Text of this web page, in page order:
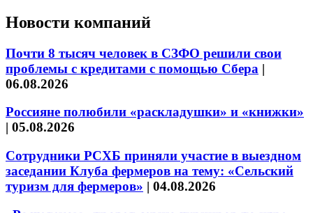
Новости компаний
Почти 8 тысяч человек в СЗФО решили свои
проблемы с кредитами с помощью Сбера |
06.08.2026
Россияне полюбили «раскладушки» и «книжки»
| 05.08.2026
Сотрудники РСХБ приняли участие в выездном
заседании Клуба фермеров на тему: «Сельский
туризм для фермеров» | 04.08.2026